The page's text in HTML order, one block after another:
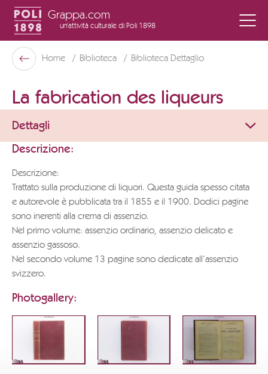
Grappa.com
un'attività culturale di Poli 1898
Poli Museo Della Grappa
Indietro
Home Biblioteca Biblioteca Dettaglio
La fabrication des liqueurs
Dettagli
Descrizione:
Descrizione:
Trattato sulla produzione di liquori. Questa guida spesso citata
e autorevole è pubblicata tra il 1855 e il 1900. Dodici pagine
sono inerenti alla crema di assenzio.
Nel primo volume: assenzio ordinario, assenzio delicato e
assenzio gassoso.
Nel secondo volume 13 pagine sono dedicate all’assenzio
svizzero.
Photogallery: